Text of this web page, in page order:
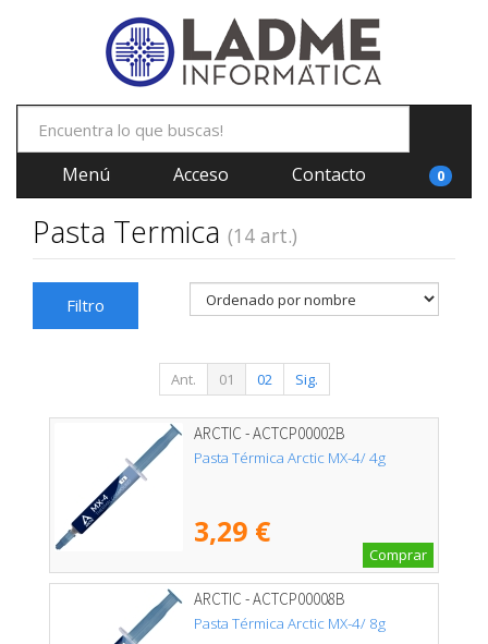
Menú Acceso Contacto 0
Pasta Termica (14 art.)
Filtro
Ant. 01 02 Sig.
ARCTIC - ACTCP00002B
Pasta Térmica Arctic MX-4/ 4g
3,29 €
Comprar
ARCTIC - ACTCP00008B
Pasta Térmica Arctic MX-4/ 8g